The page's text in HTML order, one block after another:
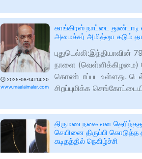
🕑 2025-08-14T14:20
www.maalaimalar.com
காங்கிரஸ் நாட்டை துண்டாடி
அமைச்சர் அமித்ஷா கடும்
புதுடெல்லி:இந்தியாவின்
நாளை (வெள்ளிக்கிழமை)
கொண்டாப்பட உள்ளது.
சிறப்புமிக்க
திருமண நகை என
செயினை திருப்பி கொடுத்த
கடிதத்தில் நெகிழ்ச்சி